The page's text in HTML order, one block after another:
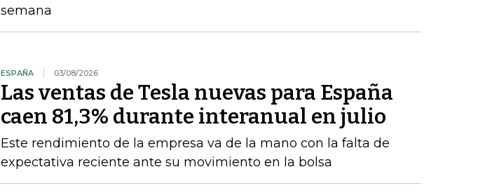
semana
ESPAÑA 03/08/2026
Las ventas de Tesla nuevas para España
caen 81,3% durante interanual en julio
Este rendimiento de la empresa va de la mano con la falta de
expectativa reciente ante su movimiento en la bolsa